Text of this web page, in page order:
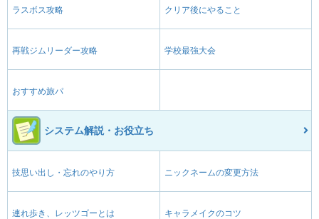
ラスボス攻略 クリア後にやること
再戦ジムリーダー攻略 学校最強大会
おすすめ旅パ
システム解説・お役立ち
技思い出し・忘れのやり方 ニックネームの変更方法
連れ歩き、レッツゴーとは キャラメイクのコツ